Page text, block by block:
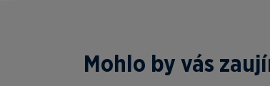
Mohlo by vás